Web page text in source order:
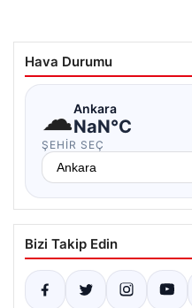
Hava Durumu
☁Ankara
NaN°C
ŞEHIR SEÇ
Bizi Takip Edin